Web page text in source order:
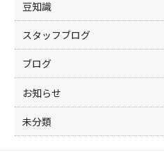
豆知識
スタッフブログ
ブログ
お知らせ
未分類